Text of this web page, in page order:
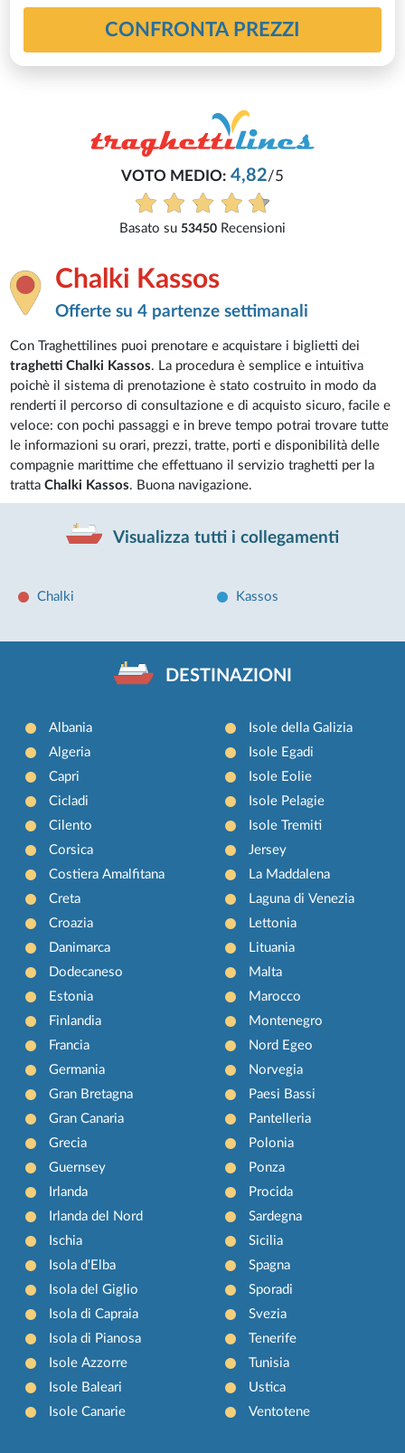
CONFRONTA PREZZI
VOTO MEDIO: 4,82/5
Basato su 53450 Recensioni
Chalki Kassos
Offerte su 4 partenze settimanali
Con Traghettilines puoi prenotare e acquistare i biglietti dei
traghetti Chalki Kassos. La procedura è semplice e intuitiva
poichè il sistema di prenotazione è stato costruito in modo da
renderti il percorso di consultazione e di acquisto sicuro, facile e
veloce: con pochi passaggi e in breve tempo potrai trovare tutte
le informazioni su orari, prezzi, tratte, porti e disponibilità delle
compagnie marittime che effettuano il servizio traghetti per la
trattaChalki Kassos. Buona navigazione.
Visualizza tutti i collegamenti
Chalki Kassos
DESTINAZIONI
Albania
Algeria
Capri
Cicladi
Cilento
Corsica
Costiera Amalfitana
Creta
Croazia
Danimarca
Dodecaneso
Estonia
Finlandia
Francia
Germania
Gran Bretagna
Gran Canaria
Grecia
Guernsey
Irlanda
Irlanda del Nord
Ischia
Isola d'Elba
Isola del Giglio
Isola di Capraia
Isola di Pianosa
Isole Azzorre
Isole Baleari
Isole Canarie
Isole della Galizia
Isole Egadi
Isole Eolie
Isole Pelagie
Isole Tremiti
Jersey
La Maddalena
Laguna di Venezia
Lettonia
Lituania
Malta
Marocco
Montenegro
Nord Egeo
Norvegia
Paesi Bassi
Pantelleria
Polonia
Ponza
Procida
Sardegna
Sicilia
Spagna
Sporadi
Svezia
Tenerife
Tunisia
Ustica
Ventotene